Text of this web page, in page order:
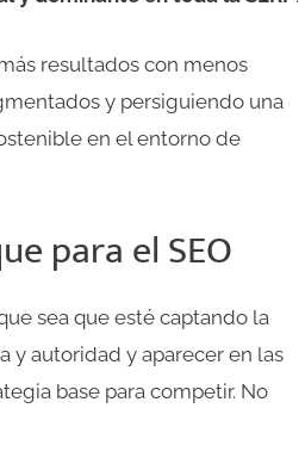
resultados con menos
y persiguiendo una
en el entorno de
para el SEO
sea que esté captando la
y autoridad y aparecer en las
base para competir. No